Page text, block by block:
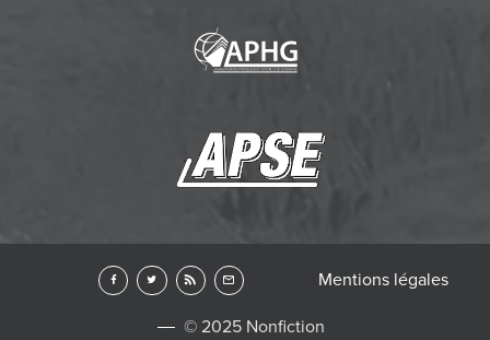
© 2025 Nonfiction
Mentions légales